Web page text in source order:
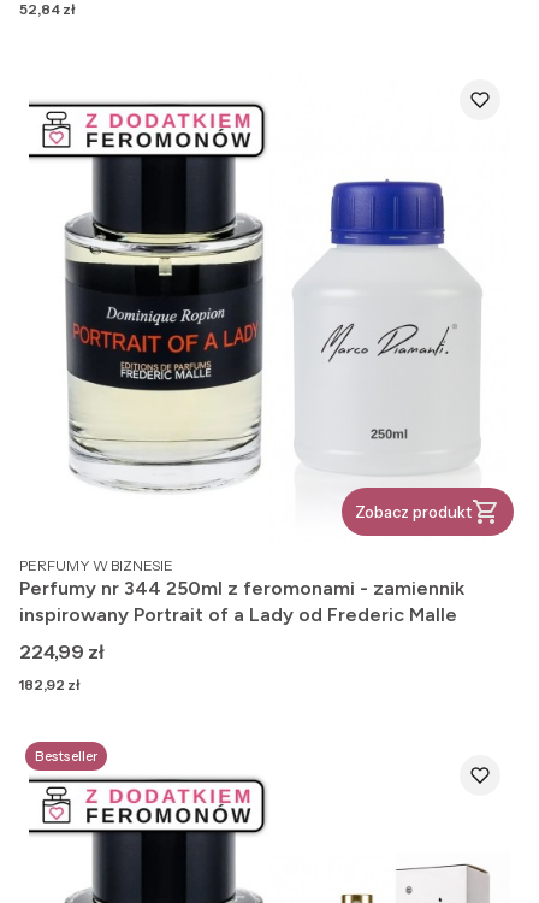
Cena
52,84 zł
Zobacz produkt
PRODUCENT
PERFUMY W BIZNESIE
Perfumy nr 344 250ml z feromonami - zamiennik
inspirowany Portrait of a Lady od Frederic Malle
Cena
224,99 zł
Cena
182,92 zł
Bestseller